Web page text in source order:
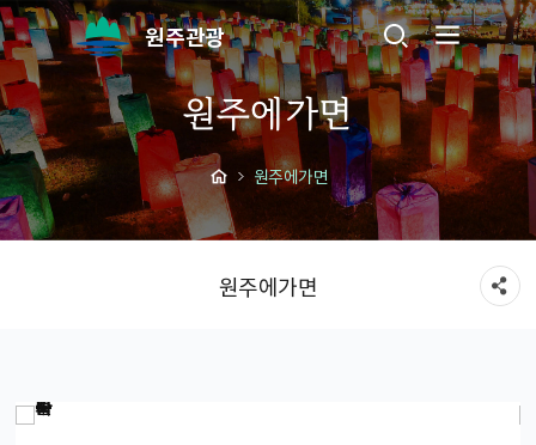
원주관광
원주에가면
원주에가면
원주에가면